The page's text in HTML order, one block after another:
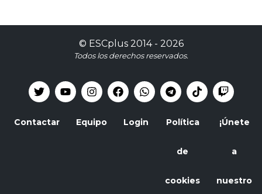
© ESCplus2014 - 2026
Todos los derechos reservados.
Contactar Equipo Login Política
de
cookies
¡Únete
a
nuestro